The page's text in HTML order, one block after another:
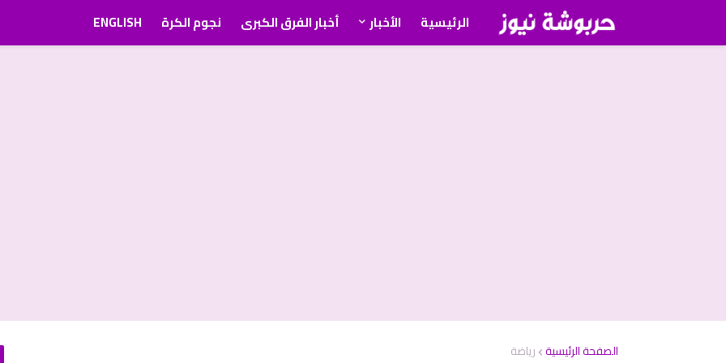
الرئيسية الأخبار أخبار الفرق الكبرى نجوم الكرة ENGLISH
الصفحة الرئيسية رياضة